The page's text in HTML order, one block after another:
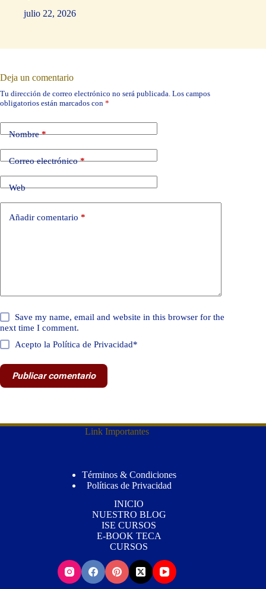
julio 22, 2026
Deja un comentario
Tu dirección de correo electrónico no será publicada. Los campos
obligatorios están marcados con *
Nombre*
Correo electrónico*
Web
Añadir comentario *
Save my name, email and website in this browser for the
next time I comment.
Acepto la Política de Privacidad*
Publicar comentario
Link Importantes
Términos & Condiciones
Políticas de Privacidad
INICIO
NUESTRO BLOG
ISE CURSOS
E-BOOK TECA
CURSOS